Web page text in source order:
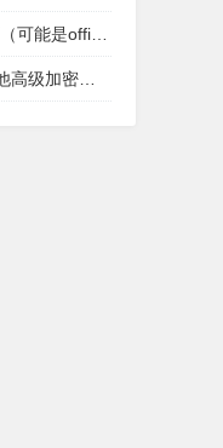
下载新版的破解软件试用
加密方法。